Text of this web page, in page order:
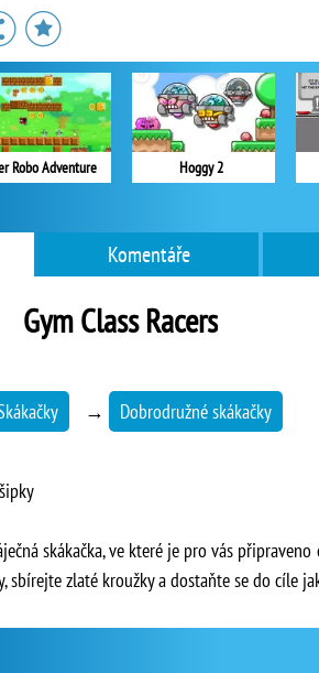
Robo Adventure Hoggy 2
Komentáře
Gym Class Racers
→ Dobrodružné skákačky
skákačka, ve které je pro vás
sbírejte zlaté kroužky a dostaňte se do cíle